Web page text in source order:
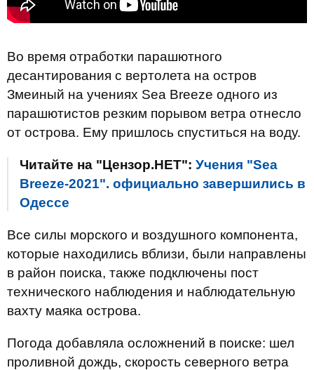
Во время отработки парашютного
десантирования с вертолета на остров
Змеиный на учениях Sea Breeze одного из
парашютистов резким порывом ветра отнесло
от острова. Ему пришлось спуститься на воду.
Читайте на "Цензор.НЕТ": Учения "Sea
Breeze-2021". официально завершились в
Одессе
Все силы морского и воздушного компонента,
которые находились вблизи, были направлены
в район поиска, также подключены пост
технического наблюдения и наблюдательную
вахту маяка острова.
Погода добавляла осложнений в поиске: шел
проливной дождь, скорость северного ветра